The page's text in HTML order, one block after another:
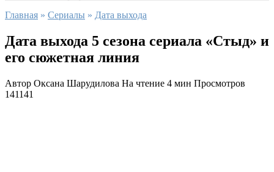
Главная » Сериалы » Дата выхода
Дата выхода 5 сезона сериала «Стыд» и
его сюжетная линия
Автор Оксана Шарудилова На чтение 4 мин Просмотров
141141